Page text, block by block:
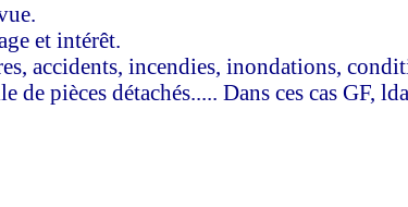
et intérêt.
accidents, incendies, inondations,
pièces détachés..... Dans ces cas GF,